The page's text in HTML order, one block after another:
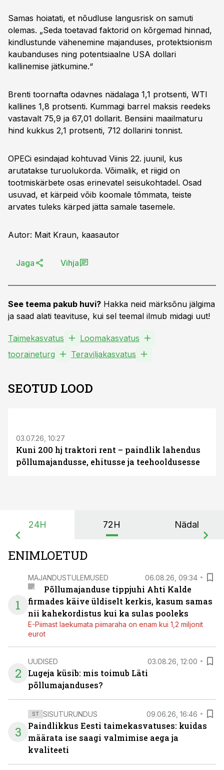
Samas hoiatati, et nõudluse langusrisk on samuti
olemas. „Seda toetavad faktorid on kõrgemad hinnad,
kindlustunde vähenemine majanduses, protektsionism
kaubanduses ning potentsiaalne USA dollari
kallinemise jätkumine.“
Brenti toornafta odavnes nädalaga 1,1 protsenti, WTI
kallines 1,8 protsenti. Kummagi barrel maksis reedeks
vastavalt 75,9 ja 67,01 dollarit. Bensiini maailmaturu
hind kukkus 2,1 protsenti, 712 dollarini tonnist.
OPECi esindajad kohtuvad Viinis 22. juunil, kus
arutatakse turuolukorda. Võimalik, et riigid on
tootmiskärbete osas erinevatel seisukohtadel. Osad
usuvad, et kärpeid võib koomale tõmmata, teiste
arvates tuleks kärped jätta samale tasemele.
Autor: Mait Kraun, kaasautor
Jaga Vihja
See teema pakub huvi? Hakka neid märksõnu jälgima
ja saad alati teavituse, kui sel teemal ilmub midagi uut!
Taimekasvatus
Loomakasvatus
tooraineturg
Teraviljakasvatus
SEOTUD LOOD
03.07.26, 10:27
Kuni 200 hj traktori rent – paindlik lahendus
põllumajandusse, ehitusse ja teehooldusesse
24H 72H Nädal
ENIMLOETUD
1
MAJANDUSTULEMUSED 06.08.26, 09:34
Põllumajanduse tippjuhi Ahti Kalde
firmades käive üldiselt kerkis, kasum samas
nii kahekordistus kui ka sulas pooleks
E-Piimast laekumata piimaraha on enam kui 1,2 miljonit
eurot
2
UUDISED 03.08.26, 12:00
Lugeja küsib: mis toimub Läti
põllumajanduses?
3
ST SISUTURUNDUS 09.06.26, 16:46
Paindlikkus Eesti taimekasvatuses: kuidas
määrata ise saagi valmimise aega ja
kvaliteeti